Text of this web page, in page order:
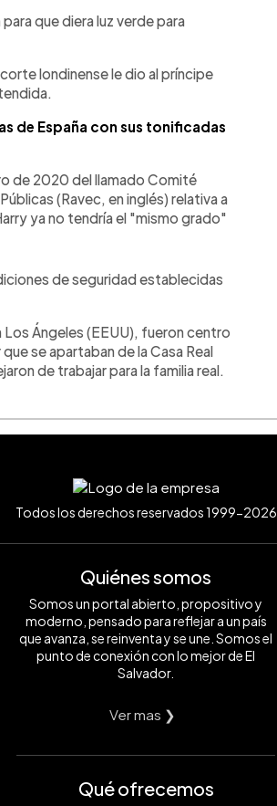
que diera luz verde para
londinense le dio al príncipe
de España con sus tonificadas
de 2020 del llamado Comité
(Ravec, en inglés) relativa a
ya no tendría el "mismo grado"
de seguridad establecidas
Los Ángeles (EEUU), fueron centro
se apartaban de la Casa Real
de trabajar para la familia real.
Todos los derechos reservados 1999-2026
Quiénes somos
Somos un portal abierto, propositivo y
moderno, pensado para reflejar a un país
que avanza, se reinventa y se une. Somos el
punto de conexión con lo mejor de El
Salvador.
Ver mas ❯
Qué ofrecemos